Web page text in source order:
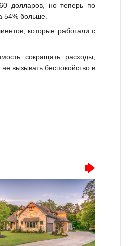
долларов, но теперь по
54% больше.
которые работали с
сокращать расходы,
вызывать беспокойство в